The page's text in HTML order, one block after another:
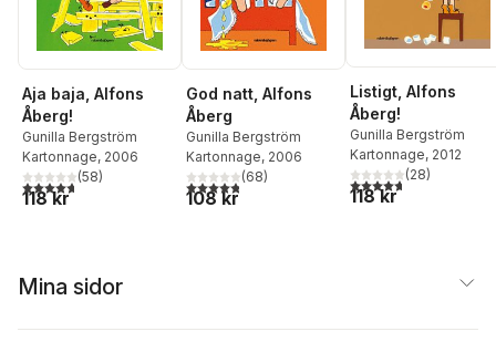
Aja baja, Alfons
Åberg!
Gunilla Bergström
Kartonnage, 2006
4,7utav 5 stjärnor. Totalt antal röster:
(58)
118 kr
God natt, Alfons
Åberg
Gunilla Bergström
Kartonnage, 2006
4,8utav 5 stjärnor. Totalt antal röster:
(68)
108 kr
Listigt, Alfons
Åberg!
Gunilla Bergström
Kartonnage, 2012
4,7utav 5 stjärnor.
(28)
118 kr
Mina sidor